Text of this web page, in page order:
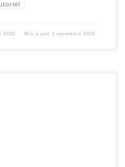
2020 Mis à jour 1 novembre 2020